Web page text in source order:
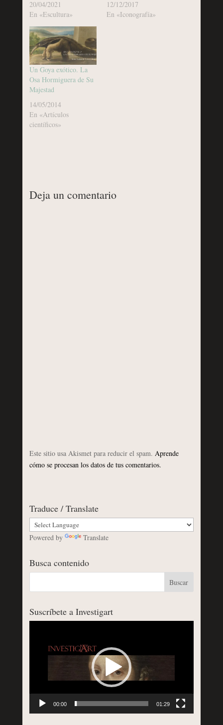
20/04/2021
En «Escultura»
12/12/2017
En «Iconografía»
Un Goya exótico. La
Osa Hormiguera de Su
Majestad
14/05/2014
En «Artículos
científicos»
Deja un comentario
Este sitio usa Akismet para reducir el spam. Aprende
cómo se procesan los datos de tus comentarios.
Traduce / Translate
Powered by Translate
Busca contenido
Suscríbete a Investigart
00:00 01:29